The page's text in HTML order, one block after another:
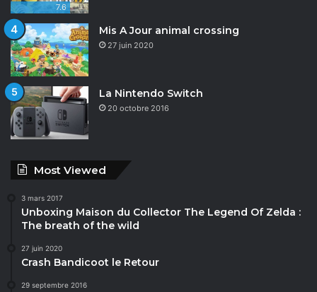
7.6
Mis A Jour animal crossing
27 juin 2020
La Nintendo Switch
20 octobre 2016
Most Viewed
3 mars 2017
Unboxing Maison du Collector The Legend Of Zelda :
The breath of the wild
27 juin 2020
Crash Bandicoot le Retour
29 septembre 2016